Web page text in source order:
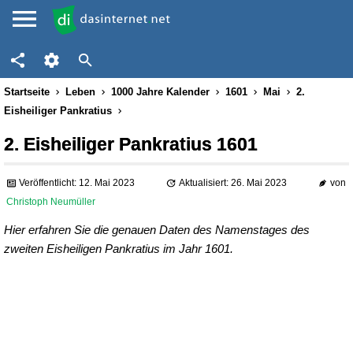
Startseite Leben 1000 Jahre Kalender 1601 Mai
2.
Eisheiliger Pankratius
2. Eisheiliger Pankratius 1601
Veröffentlicht: 12. Mai 2023 Aktualisiert: 26. Mai 2023
von
Christoph Neumüller
Hier erfahren Sie die genauen Daten des Namenstages des
zweiten Eisheiligen Pankratius im Jahr 1601.